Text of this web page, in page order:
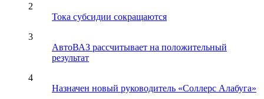
2
Тока субсидии сокращаются
3
АвтоВАЗ рассчитывает на положительный
результат
4
Назначен новый руководитель «Соллерс Алабуга»